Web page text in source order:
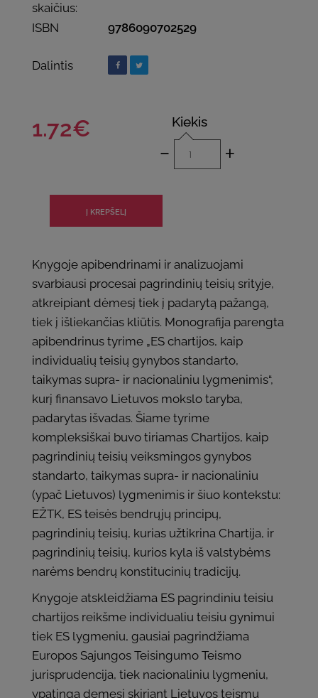
skaičius:
ISBN 9786090702529
Dalintis
1.72€ Kiekis
- +
Knygoje apibendrinami ir analizuojami
svarbiausi procesai pagrindinių teisių srityje,
atkreipiant dėmesį tiek į padarytą pažangą,
tiek į išliekančias kliūtis. Monografija parengta
apibendrinus tyrime „ES chartijos, kaip
individualių teisių gynybos standarto,
taikymas supra- ir nacionaliniu lygmenimis“,
kurį finansavo Lietuvos mokslo taryba,
padarytas išvadas. Šiame tyrime
kompleksiškai buvo tiriamas Chartijos, kaip
pagrindinių teisių veiksmingos gynybos
standarto, taikymas supra- ir nacionaliniu
(ypač Lietuvos) lygmenimis ir šiuo kontekstu:
EŽTK, ES teisės bendrųjų principų,
pagrindinių teisių, kurias užtikrina Chartija, ir
pagrindinių teisių, kurios kyla iš valstybėms
narėms bendrų konstitucinių tradicijų.
Knygoje atskleidžiama ES pagrindiniu teisiu
chartijos reikšme individualiu teisiu gynimui
tiek ES lygmeniu, gausiai pagrindžiama
Europos Sajungos Teisingumo Teismo
jurisprudencija, tiek nacionaliniu lygmeniu,
ypatinga demesi skiriant Lietuvos teismu